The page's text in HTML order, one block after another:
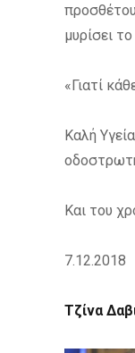
μυρίσει
«Γιατί
Καλή
Και του
7.12.2018
Τζίνα